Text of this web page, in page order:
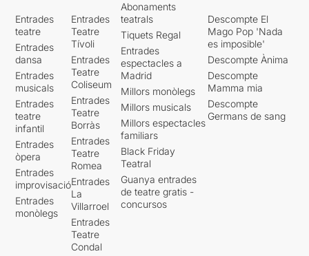
Entrades
teatre
Entrades
dansa
Entrades
musicals
Entrades
teatre
infantil
Entrades
òpera
Entrades
improvisació
Entrades
monòlegs
Entrades
Teatre
Tívoli
Entrades
Teatre
Coliseum
Entrades
Teatre
Borràs
Entrades
Teatre
Romea
Entrades
La
Villarroel
Entrades
Teatre
Condal
Abonaments
teatrals
Tiquets Regal
Entrades
espectacles a
Madrid
Millors monòlegs
Millors musicals
Millors espectacles
familiars
Black Friday
Teatral
Guanya entrades
de teatre gratis -
concursos
Descompte El
Mago Pop 'Nada
es imposible'
Descompte Ànima
Descompte
Mamma mia
Descompte
Germans de sang